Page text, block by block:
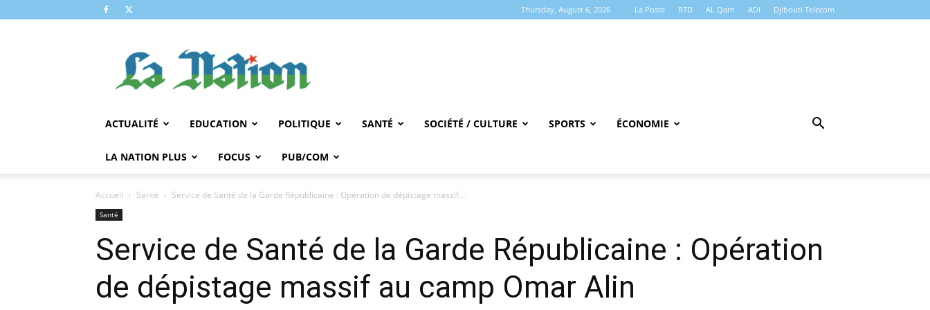
Thursday, August 6, 2026 La Poste RTD AL Qarn ADI Djibouti Telecom
NATION
ACTUALITÉ EDUCATION POLITIQUE SANTÉ SOCIÉTÉ / CULTURE SPORTS ÉCONOMIE
LA NATION PLUS FOCUS PUB/COM
Accueil Santé Service de Santé de la Garde Républicaine : Opération de dépistage massif...
Santé
Service de Santé de la Garde Républicaine : Opération
de dépistage massif au camp Omar Alin